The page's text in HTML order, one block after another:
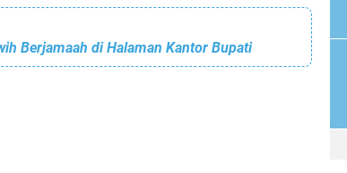
Berjamaah di Halaman Kantor Bupati